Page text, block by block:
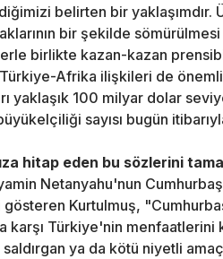
belirten bir yaklaşımdır.
bir şekilde
birlikte kazan-kazan
Afrika ilişkileri de
yaklaşık 100 milyar dolar
sayısı bugün
hitap eden bu sözlerini
Netanyahu'nun
gösteren Kurtulmuş,
karşı Türkiye'nin
ya da kötü niyetli